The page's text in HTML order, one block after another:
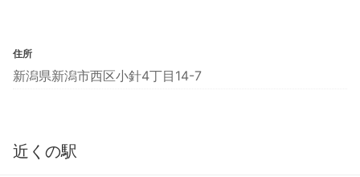
住所
新潟県新潟市西区小針4丁目14-7
近くの駅